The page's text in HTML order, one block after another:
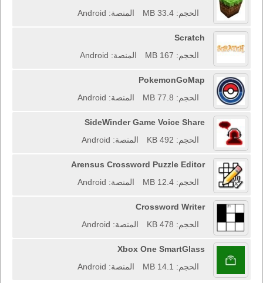
الحجم: 33.4 MB
المنصة: Android
Scratch
الحجم: 167 MB
المنصة: Android
PokemonGoMap
الحجم: 77.8 MB
المنصة: Android
SideWinder Game Voice Share
الحجم: 492 KB
المنصة: Android
Arensus Crossword Puzzle Editor
الحجم: 12.4 MB
المنصة: Android
Crossword Writer
الحجم: 478 KB
المنصة: Android
Xbox One SmartGlass
الحجم: 14.1 MB
المنصة: Android